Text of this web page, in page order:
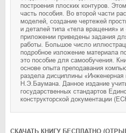
построения плоских контуров.
часть пособия. Во второй части
моделей, создание чертежей
и деталей типа «тела вращения» и
приложении приведены задания
работы. Большое число иллюстраций и достаточно
подробное изложение материала
это пособие для самообучения. Книга подготовлена на
основе опыта преподавания
раздела дисциплины
Н.Э.Баумана. Данное издание учитывает все требования
государственных стандартов
конструкторской документации
CКАЧАТЬ КНИГУ БЕСПЛАТНО